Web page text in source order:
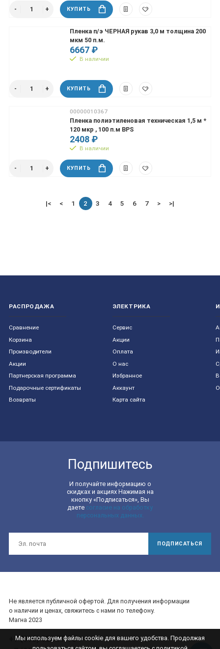
КУПИТЬ
Пленка п/э ЧЕРНАЯ рукав 3,0 м толщина 200
мкм 50 п.м.
6667 ₽
В наличии
КУПИТЬ
00000010367
Пленка полиэтиленовая техническая 1,5 м *
120 мкр , 100 п.м BPS
2408 ₽
В наличии
КУПИТЬ
|< < 1 2 3 4 5 6 7 > >|
РАСПРОДАЖА
Сравнение
Корзина
Производители
Акции
Партнерская программа
Подарочные сертификаты
Возвраты
ЭЛЕКТРИКА
Сервис
Акции
Оплата
О нас
Избранное
Аккаунт
Карта сайта
Подпишитесь
И получайте информацию о
скидках и акциях Нажимая на
кнопку «Подписаться», Вы
даете согласие на обработку
персональных данных.
ПОДПИСАТЬСЯ
Не является публичной офертой. Для получения информации
о наличии и ценах, свяжитесь с нами по телефону.
Магна 2023
+7 (918) 980 77 75
Мы используем файлы cookie для вашего удобства. Продолжая